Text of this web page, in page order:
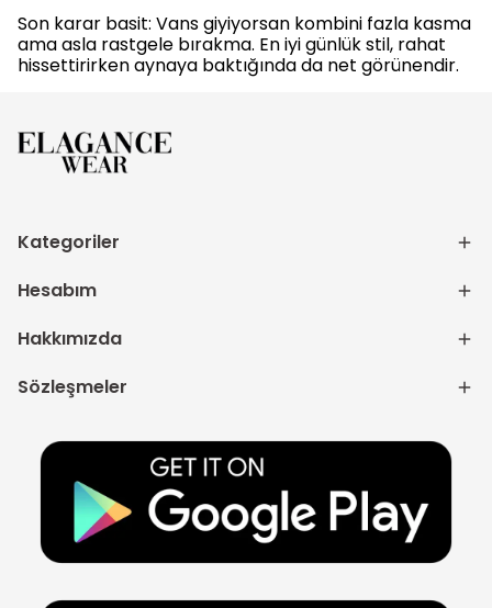
Son karar basit: Vans giyiyorsan kombini fazla kasma
ama asla rastgele bırakma. En iyi günlük stil, rahat
hissettirirken aynaya baktığında da net görünendir.
Kategoriler
Hesabım
Hakkımızda
Sözleşmeler